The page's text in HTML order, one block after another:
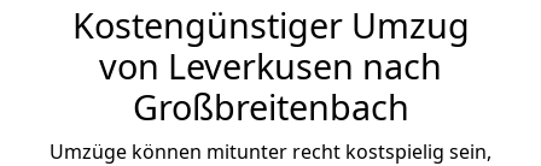
Kostengünstiger Umzug
von Leverkusen nach
Großbreitenbach
Umzüge können mitunter recht kostspielig sein,